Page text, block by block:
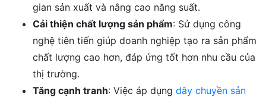
gian sản xuất và nâng cao năng suất.
Cải thiện chất lượng sản phẩm: Sử dụng công
nghệ tiên tiến giúp doanh nghiệp tạo ra sản phẩm
chất lượng cao hơn, đáp ứng tốt hơn nhu cầu của
thị trường.
Tăng cạnh tranh: Việc áp dụng dây chuyền sản